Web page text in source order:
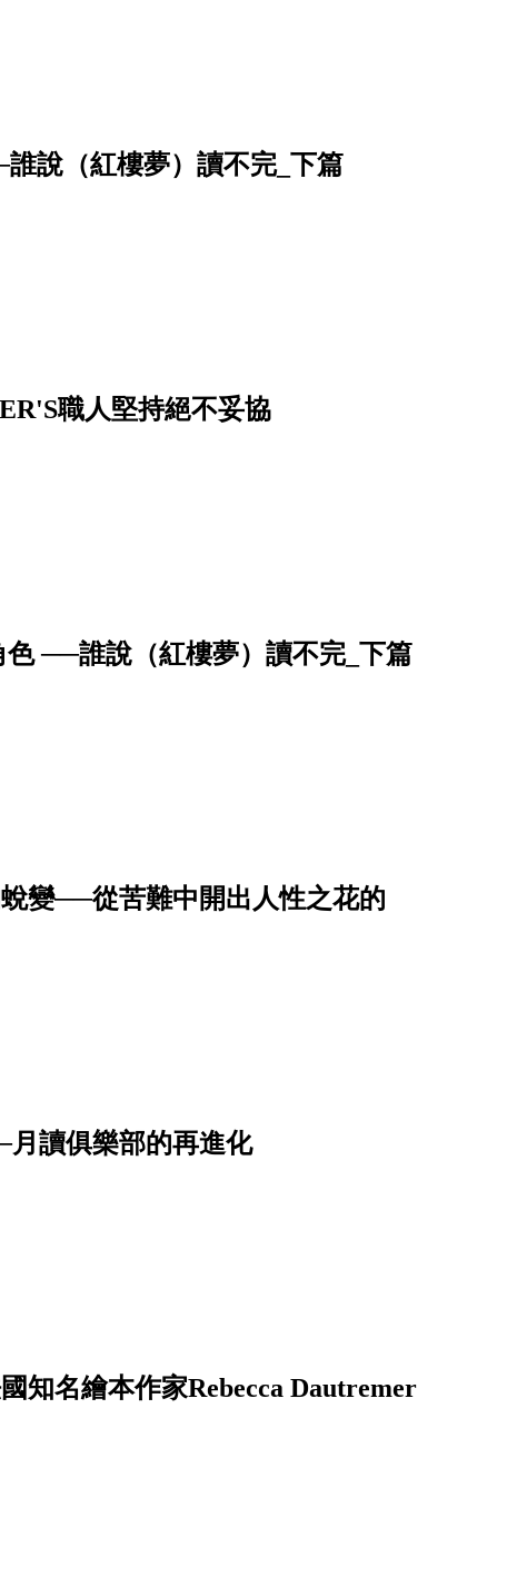
說（紅樓夢）讀不完_下篇
職人堅持絕不妥協
──誰說（紅樓夢）讀不完_下篇
變──從苦難中開出人性之花的
讀俱樂部的再進化
知名繪本作家Rebecca Dautremer